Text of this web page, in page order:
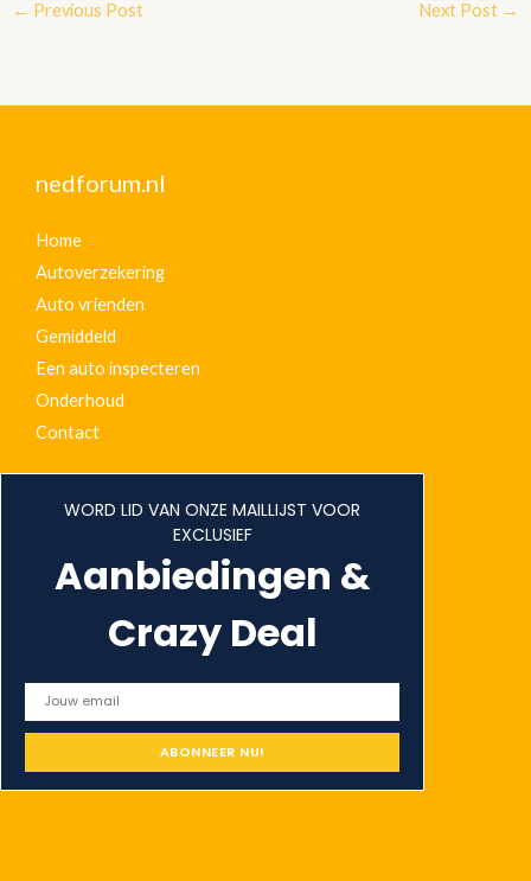
← Previous Post Next Post →
nedforum.nl
Home
Autoverzekering
Auto vrienden
Gemiddeld
Een auto inspecteren
Onderhoud
Contact
WORD LID VAN ONZE MAILLIJST VOOR
EXCLUSIEF
Aanbiedingen &
Crazy Deal